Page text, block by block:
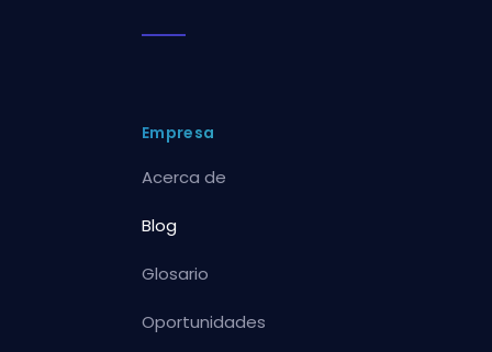
Empresa
Acerca de
Blog
Glosario
Oportunidades